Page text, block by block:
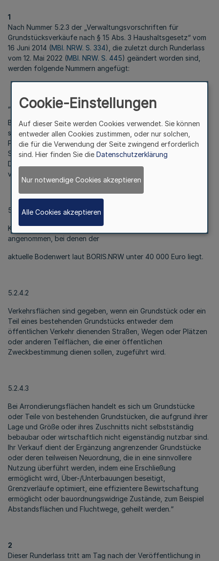
1
Nach Nummer 5.2.3 der „Verwaltungsvorschriften für
Grundstücksverkäufe nach § 15 Abs. 3 Haushaltsgesetz“ vom
16 Juni 2014 (MBl. NRW. S. 334), die zuletzt durch Runderlass
vom 12. Mai 2022 (MBl. NRW. S. 445) geändert worden sind,
werden folgende Nummern angefügt:
„5.2.4
Bei Kleinst-, Verkehrs- und Arrondierungsflächen beschränkt
sich der Kreis der Erwerber in der Regel auf einen bestimmten
Personenkreis, insbesondere auf Nachbarn oder Träger der
Straßenbaulast. In folgenden Fällen kann daher auf die
Durchführung des Interessenbekundungsverfahrens
verzichtet werden:
5.2.4.1
Kleinstflächen werden bei unbebauten Grundstücken
angenommen, bei denen der
aktuelle Bodenwert laut BORIS.NRW unter 40 000 Euro liegt.
5.2.4.2
Verkehrsflächen sind gegeben, wenn ein Grundstück oder ein
Teil eines bestehenden Grundstücks entweder dem
öffentlichen Verkehr dienenden Straßen, Wegen oder Plätzen
oder anderen Teilflächen, die einer öffentlichen
Zweckbestimmung dienen sollen, zugeführt wird.
5.2.4.3
Bei Arrondierungsflächen handelt es sich um Grundstücke
oder Teile von bestehenden Grundstücken, die aufgrund ihrer
Lage und Größe oder ihres Zuschnitts nicht selbstständig
bebaubar oder wirtschaftlich nicht eigenständig nutzbar sind.
Ihr Verkauf dient der Ergänzung angrenzender Grundstücke
oder deren teilweisen Neuordnung, die in eine sinnvollere
Nutzung überführt werden, indem eine Erschließung
ermöglicht wird, Über-/Unterbauungen beseitigt,
Grenzverläufe optimiert, eine effizientere Bewirtschaftung
ermöglicht oder bauordnungswidrige Zustände, zum Beispiel
Abstandsflächen und Fluchtwege, geheilt werden.“
2
Dieser Runderlass tritt am Tag nach der Veröffentlichung in
Cookie-Einstellungen
Auf dieser Seite werden Cookies verwendet. Sie können
entweder allen Cookies zustimmen, oder nur solchen,
die für die Verwendung der Seite zwingend erforderlich
sind. Hier finden Sie die Datenschutzerklärung
Nur notwendige Cookies akzeptieren
Alle Cookies akzeptieren